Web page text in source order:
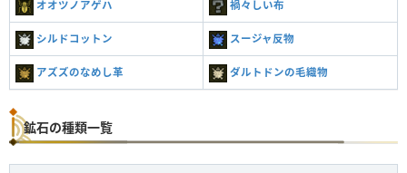
オオツノアゲハ 禍々しい布
シルドコットン スージャ反物
アズズのなめし革 ダルトドンの毛織物
鉱石の種類一覧